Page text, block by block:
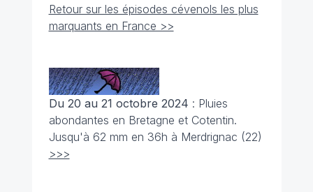
Retour sur les épisodes cévenols les plus
marquants en France >>
Du 20 au 21 octobre 2024 : Pluies
abondantes en Bretagne et Cotentin.
Jusqu'à 62 mm en 36h à Merdrignac (22)
>>>